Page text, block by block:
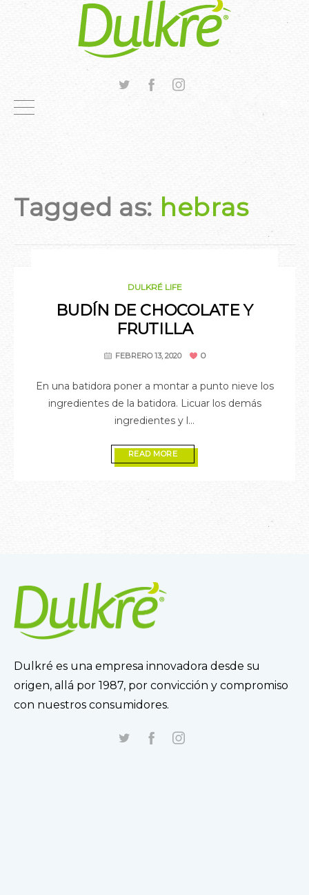
Tagged as: hebras
DULKRÉ LIFE
BUDÍN DE CHOCOLATE Y
FRUTILLA
FEBRERO 13, 2020 0
En una batidora poner a montar a punto nieve los
ingredientes de la batidora. Licuar los demás
ingredientes y l...
READ MORE
Dulkré es una empresa innovadora desde su
origen, allá por 1987, por convicción y compromiso
con nuestros consumidores.